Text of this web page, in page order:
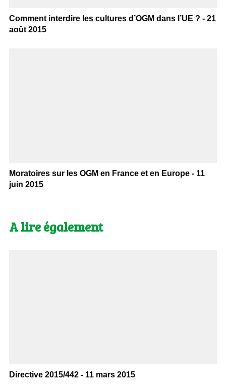
Comment interdire les cultures d’OGM dans l’UE ? - 21
août 2015
Moratoires sur les OGM en France et en Europe - 11
juin 2015
A lire également
Directive 2015/442 - 11 mars 2015